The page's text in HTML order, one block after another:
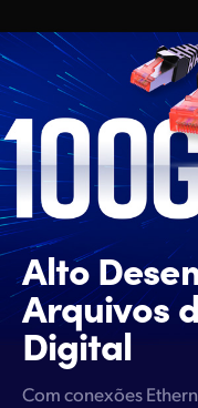
Alto
Arquivos
Digital
Com conexões